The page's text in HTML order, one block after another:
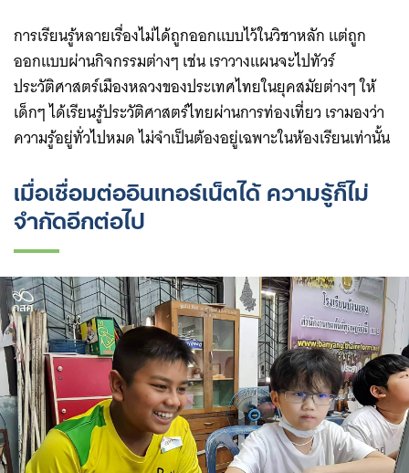
การเรียนรู้หลายเรื่องไม่ได้ถูกออกแบบไว้ในวิชาหลัก แต่ถูก
ออกแบบผ่านกิจกรรมต่างๆ เช่น เราวางแผนจะไปทัวร์
ประวัติศาสตร์เมืองหลวงของประเทศไทยในยุคสมัยต่างๆ ให้
เด็กๆ ได้เรียนรู้ประวัติศาสตร์ไทยผ่านการท่องเที่ยว เรามองว่า
ความรู้อยู่ทั่วไปหมด ไม่จำเป็นต้องอยู่เฉพาะในห้องเรียนเท่านั้น
เมื่อเชื่อมต่ออินเทอร์เน็ตได้ ความรู้ก็ไม่
จำกัดอีกต่อไป